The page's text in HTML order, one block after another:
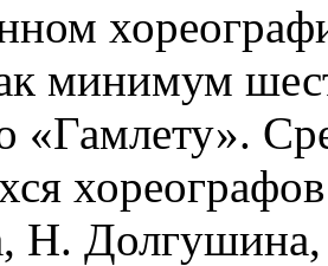
минимум
«Гамлету».
Н.